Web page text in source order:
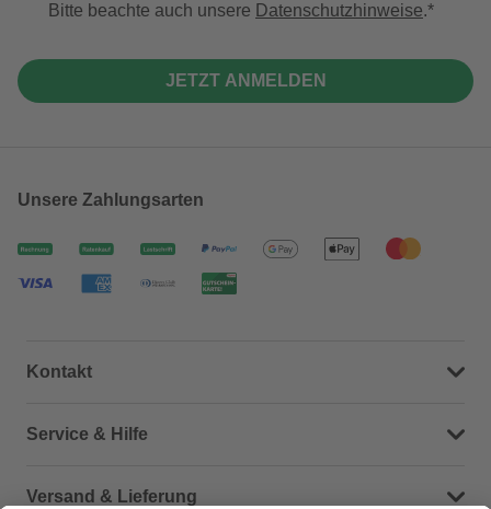
Bitte beachte auch unsere Datenschutzhinweise.
JETZT ANMELDEN
Unsere Zahlungsarten
Kontakt
Dein Kontakt zu uns
Service & Hilfe
Häufige Fragen (FAQ)
Versand & Lieferung